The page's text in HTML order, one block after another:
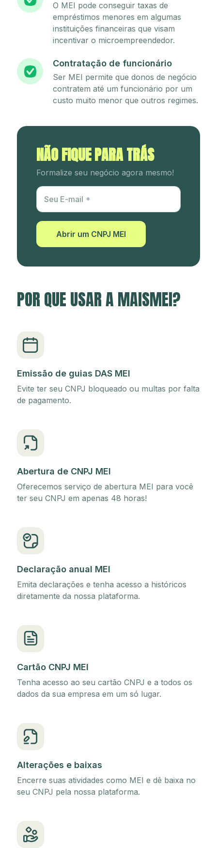
O MEI pode conseguir taxas de
empréstimos menores em algumas
instituições financeiras que visam
incentivar o microempreendedor.
Contratação de funcionário
Ser MEI permite que donos de negócio
contratem até um funcionário por um
custo muito menor que outros regimes.
NÃO FIQUE PARA TRÁS
Formalize seu negócio agora mesmo!
Utm Content
Seu E-mail
Abrir um CNPJ MEI
POR QUE USAR A MAISMEI?
Emissão de guias DAS MEI
Evite ter seu CNPJ bloqueado ou multas por falta
de pagamento.
Abertura de CNPJ MEI
Oferecemos serviço de abertura MEI para você
ter seu CNPJ em apenas 48 horas!
Declaração anual MEI
Emita declarações e tenha acesso a históricos
diretamente da nossa plataforma.
Cartão CNPJ MEI
Tenha acesso ao seu cartão CNPJ e a todos os
dados da sua empresa em um só lugar.
Alterações e baixas
Encerre suas atividades como MEI e dê baixa no
seu CNPJ pela nossa plataforma.